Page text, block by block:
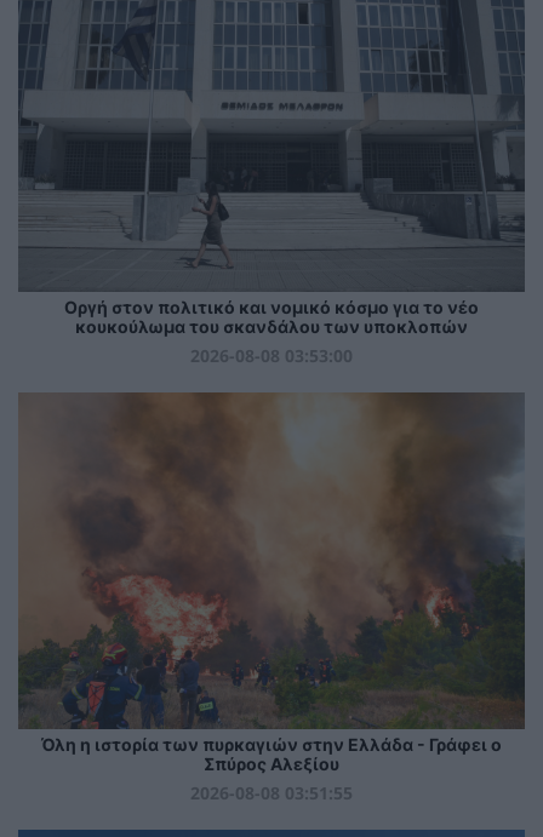
Οργή στον πολιτικό και νομικό κόσμο για το νέο
κουκούλωμα του σκανδάλου των υποκλοπών
2026-08-08 03:53:00
Όλη η ιστορία των πυρκαγιών στην Ελλάδα - Γράφει ο
Σπύρος Αλεξίου
2026-08-08 03:51:55